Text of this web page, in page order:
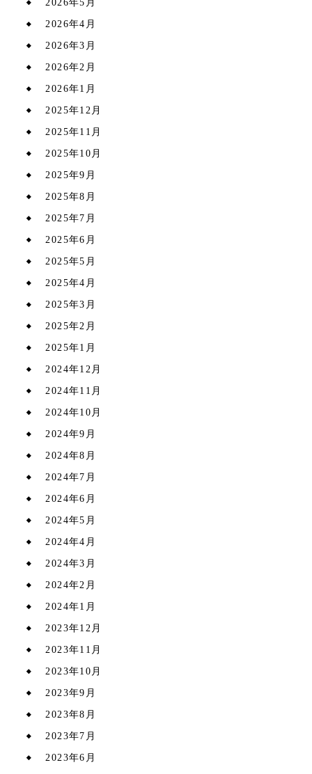
2026年5月
2026年4月
2026年3月
2026年2月
2026年1月
2025年12月
2025年11月
2025年10月
2025年9月
2025年8月
2025年7月
2025年6月
2025年5月
2025年4月
2025年3月
2025年2月
2025年1月
2024年12月
2024年11月
2024年10月
2024年9月
2024年8月
2024年7月
2024年6月
2024年5月
2024年4月
2024年3月
2024年2月
2024年1月
2023年12月
2023年11月
2023年10月
2023年9月
2023年8月
2023年7月
2023年6月